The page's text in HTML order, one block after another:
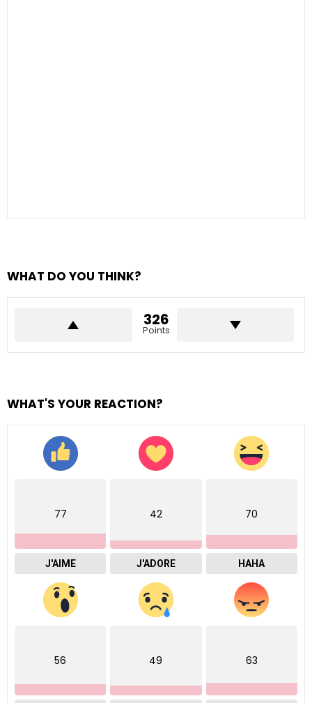
WHAT DO YOU THINK?
326
Points
WHAT'S YOUR REACTION?
77
J'AIME
42
J'ADORE
70
HAHA
56 49 63